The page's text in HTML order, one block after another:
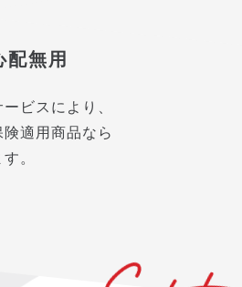
配無用
ビスにより、
適用商品なら
。